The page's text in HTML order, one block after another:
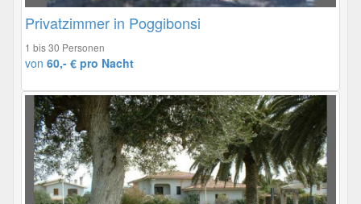
Privatzimmer in Poggibonsi
1 bis 30 Personen
von 60,- € pro Nacht